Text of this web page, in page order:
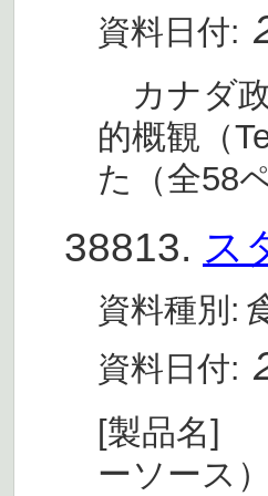
資料日付:
カナダ政
的概観（
た（全58
38813. ス
資料種別:
資料日付:
[製品名]
ーソース